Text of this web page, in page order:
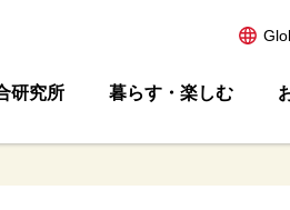
研究所 暮らす・楽しむ